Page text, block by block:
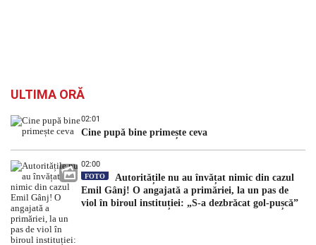
ULTIMA ORĂ
02:01
Cine pupă bine primește ceva
02:00
FOTO
Autoritățile nu au învățat nimic din cazul
Emil Gânj! O angajată a primăriei, la un pas de
viol în biroul instituției: „S-a dezbrăcat gol-pușcă”